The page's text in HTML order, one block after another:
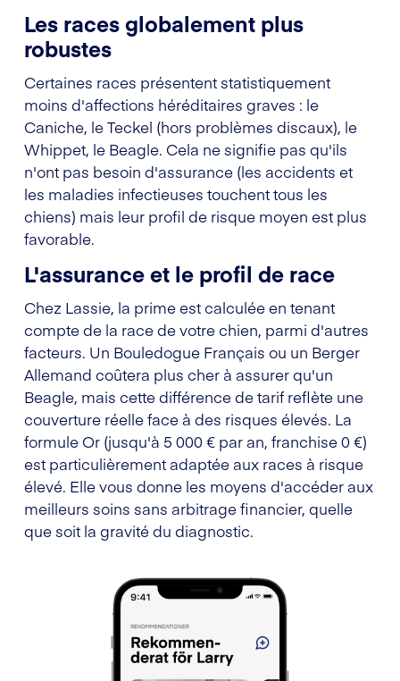
Les races globalement plus
robustes
Certaines races présentent statistiquement
moins d'affections héréditaires graves : le
Caniche, le Teckel (hors problèmes discaux), le
Whippet, le Beagle. Cela ne signifie pas qu'ils
n'ont pas besoin d'assurance (les accidents et
les maladies infectieuses touchent tous les
chiens) mais leur profil de risque moyen est plus
favorable.
L'assurance et le profil de race
Chez Lassie, la prime est calculée en tenant
compte de la race de votre chien, parmi d'autres
facteurs. Un Bouledogue Français ou un Berger
Allemand coûtera plus cher à assurer qu'un
Beagle, mais cette différence de tarif reflète une
couverture réelle face à des risques élevés. La
formule Or (jusqu'à 5 000 € par an, franchise 0 €)
est particulièrement adaptée aux races à risque
élevé. Elle vous donne les moyens d'accéder aux
meilleurs soins sans arbitrage financier, quelle
que soit la gravité du diagnostic.